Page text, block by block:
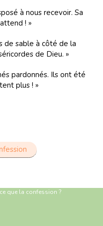
à nous recevoir. Sa
! »
de sable à côté de la
de Dieu. »
pardonnés. Ils ont été
plus ! »
que la confession ?